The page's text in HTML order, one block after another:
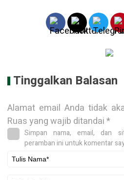
Tinggalkan Balasan
Alamat email Anda tidak
Ruas yang wajib ditandai*
Simpan nama, email, dan
peramban ini untuk komentar